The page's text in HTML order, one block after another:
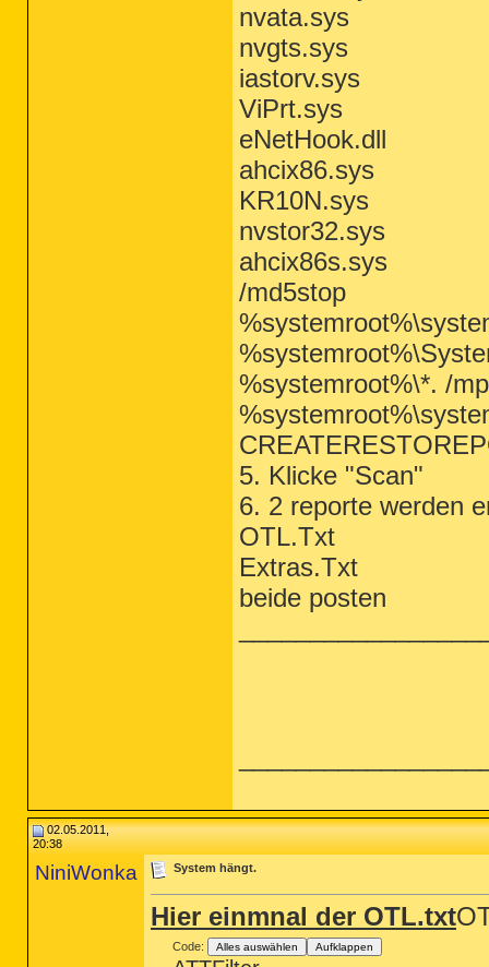
nvata.sys
nvgts.sys
iastorv.sys
ViPrt.sys
eNetHook.dll
ahcix86.sys
KR10N.sys
nvstor32.sys
ahcix86s.sys
/md5stop
%systemroot%\*. /
5. Klicke "Scan"
6. 2 reporte werden
OTL.Txt
Extras.Txt
beide posten
02.05.2011,
20:38
NiniWonka System hängt.
Hier einmnal der OTL.txt
Code: Alles auswählen Aufklappen